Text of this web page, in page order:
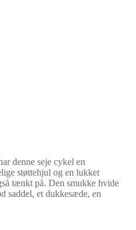
denne seje cykel en
støttehjul og en lukket
tænkt på. Den smukke hvide
saddel, et dukkesæde, en